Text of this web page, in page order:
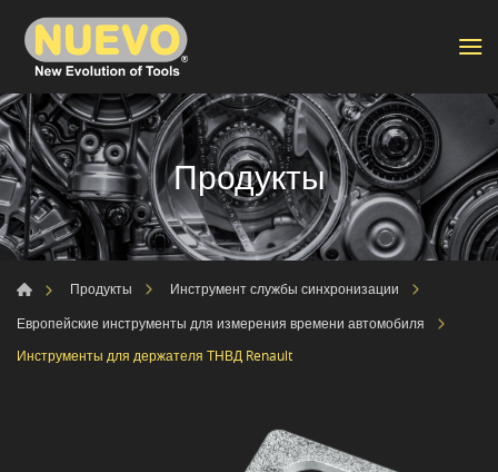
Продукты
Продукты
Инструмент службы синхронизации
Европейские инструменты для измерения времени автомобиля
Инструменты для держателя ТНВД Renault